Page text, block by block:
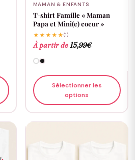
MAMAN & ENFANTS
T-shirt Famille « Maman
Papa et Mini(e) coeur »
★★★★★(1)
À partir de15,99€
Sélectionner les
options